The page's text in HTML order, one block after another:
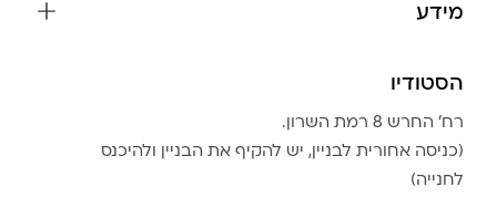
צמידים
בגדים
אביזרים
גברים
צור קשר
מידע
שמירה על התכשיטים
הצהרת נגישות
טבלת מידות טבעות
Community Club
הסטודיו
רח׳ החרש 8 רמת השרון.
(כניסה אחורית לבניין, יש להקיף את הבניין ולהיכנס
לחנייה)